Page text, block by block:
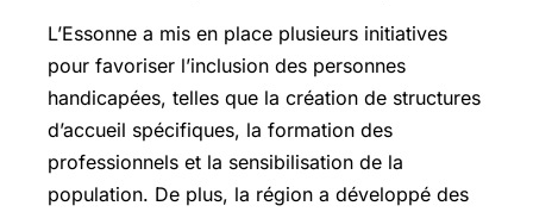
L’Essonne a mis en place plusieurs initiatives
pour favoriser l’inclusion des personnes
handicapées, telles que la création de structures
d’accueil spécifiques, la formation des
professionnels et la sensibilisation de la
population. De plus, la région a développé des